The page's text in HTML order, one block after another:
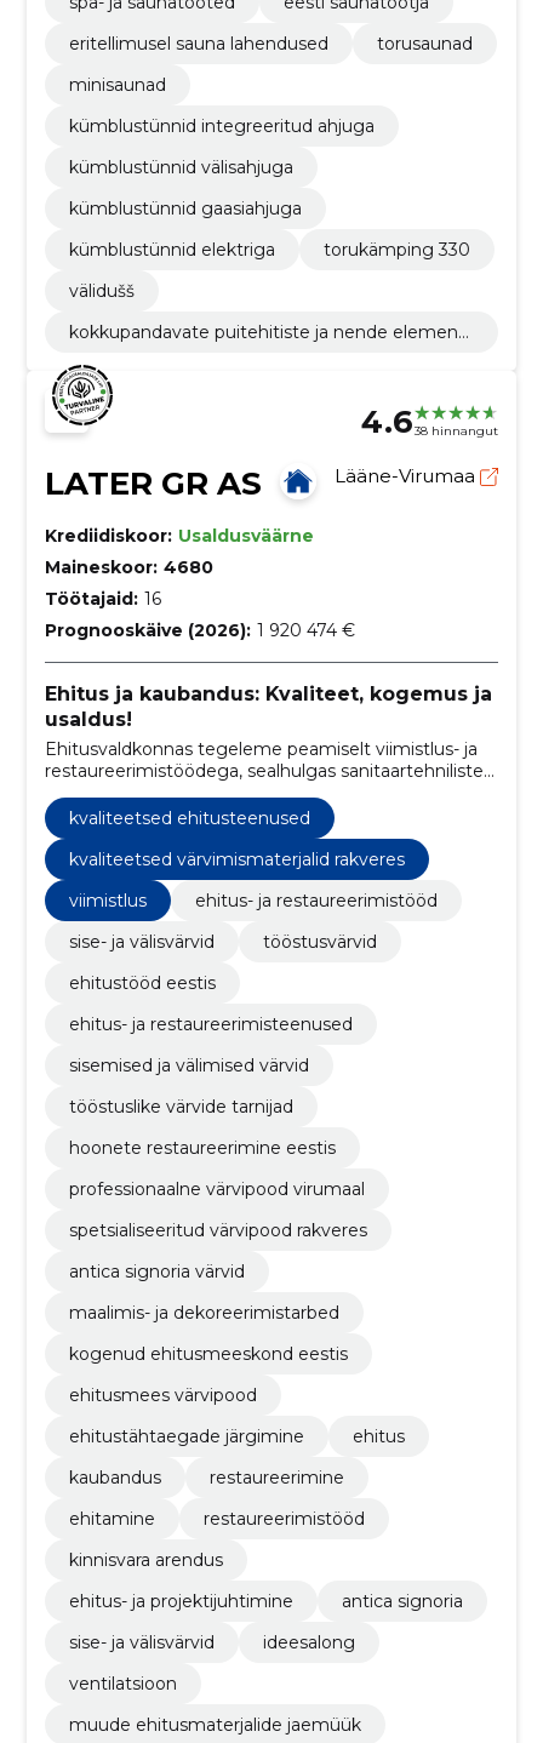
eritellimusel sauna lahendused
torusaunad
minisaunad
kümblustünnid integreeritud ahjuga
kümblustünnid välisahjuga
kümblustünnid gaasiahjuga
kümblustünnid elektriga
torukämping 330
välidušš
kokkupandavate puitehitiste ja nende elementi
4.638 hinnangut
LATER GR AS Lääne-Virumaa
Krediidiskoor: Usaldusväärne
Maineskoor: 4680
Töötajaid: 16
Prognooskäive (2026): 1 920 474 €
Ehitus ja kaubandus: Kvaliteet, kogemus ja
usaldus!
Ehitusvaldkonnas tegeleme peamiselt viimistlus- ja
restaureerimistöödega, sealhulgas sanitaartehniliste
kvaliteetsed ehitusteenused
kvaliteetsed värvimismaterjalid rakveres
viimistlus
ehitus- ja restaureerimistööd
sise- ja välisvärvid
tööstusvärvid
ehitustööd eestis
ehitus- ja restaureerimisteenused
sisemised ja välimised värvid
tööstuslike värvide tarnijad
hoonete restaureerimine eestis
professionaalne värvipood virumaal
spetsialiseeritud värvipood rakveres
antica signoria värvid
maalimis- ja dekoreerimistarbed
kogenud ehitusmeeskond eestis
ehitusmees värvipood
ehitustähtaegade järgimine
ehitus
kaubandus
restaureerimine
ehitamine
restaureerimistööd
kinnisvara arendus
ehitus- ja projektijuhtimine
antica signoria
sise- ja välisvärvid
ideesalong
ventilatsioon
muude ehitusmaterjalide jaemüük